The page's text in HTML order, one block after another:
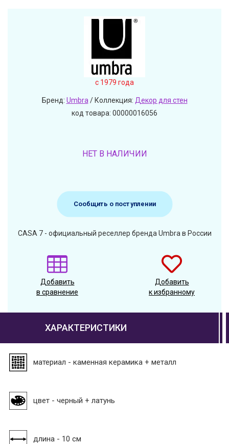
c 1979 года
Бренд: Umbra/ Коллекция: Декор для стен
код товара: 00000016056
НЕТ В НАЛИЧИИ
Сообщить о поступлении
CASA 7 - официальный реселлер бренда Umbra в России
Добавить
в сравнение
Добавить
к избранному
ХАРАКТЕРИСТИКИ
материал - каменная керамика + металл
цвет - черный + латунь
длина - 10 см